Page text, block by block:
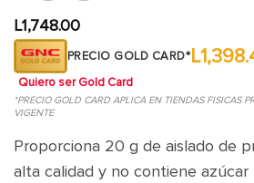
L1,748.00
PRECIO GOLD CARD*
Quiero ser Gold Card
*PRECIO GOLD CARD APLICA EN TIENDAS FISICAS
VIGENTE
Proporciona 20 g de aislado de
alta calidad y no contiene azúcar